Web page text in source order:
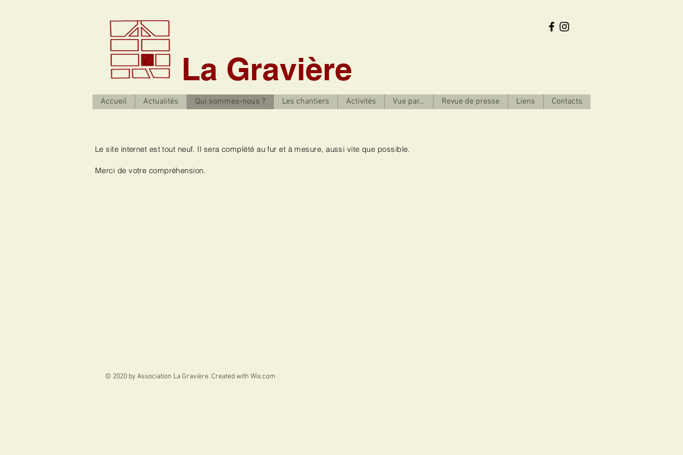
La Gravière
Accueil Actualités Qui sommes-nous ? Les chantiers Activités Vue par... Revue de presse Liens Contacts
Le site internet est tout neuf. Il sera complété au fur et à mesure, aussi vite que possible.
Merci de votre compréhension.
© 2020 by Association La Gravière. Created with Wix.com